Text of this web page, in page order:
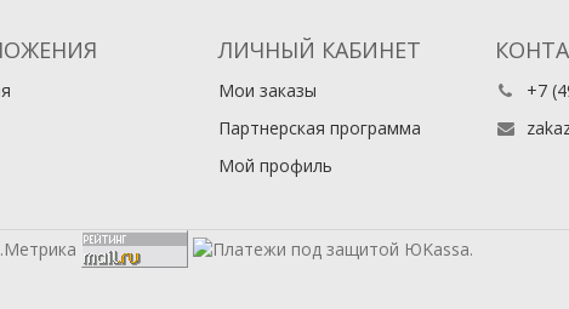
ЛИЧНЫЙ КАБИНЕТ
Мои заказы
Партнерская программа
Мой профиль
+7